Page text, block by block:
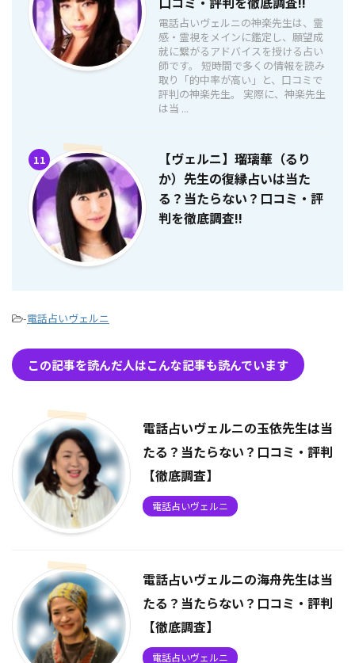
電話占いヴェルニの神楽先生は、霊
感・霊視をメインに鑑定し、願望成
就に繋がるアドバイスを授ける占い
師です。 短時間で多くの情報を読み
取り「的中率が高い」と、口コミで
評判の神楽先生。 実際に、神楽先生
は当 ...
11
【ヴェルニ】瑠璃華（るり
か）先生の復縁占いは当た
る？当たらない？口コミ・評
判を徹底調査!!
-電話占いヴェルニ
この記事を読んだ人はこんな記事も読んでいます
電話占いヴェルニの玉依先生は当
たる？当たらない？口コミ・評判
【徹底調査】
電話占いヴェルニ
電話占いヴェルニの海舟先生は当
たる？当たらない？口コミ・評判
【徹底調査】
電話占いヴェルニ